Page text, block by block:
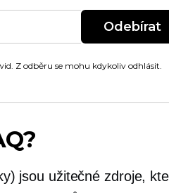
Odebírat
Z odběru se mohu kdykoliv odhlásit.
jsou užitečné zdroje,